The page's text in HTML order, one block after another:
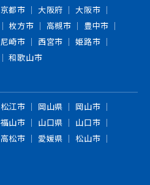
京都市 大阪府
大阪市
枚方市 高槻市
豊中市
尼崎市 西宮市
姫路市
和歌山市
松江市 岡山県
岡山市
福山市 山口県
山口市
高松市 愛媛県
松山市